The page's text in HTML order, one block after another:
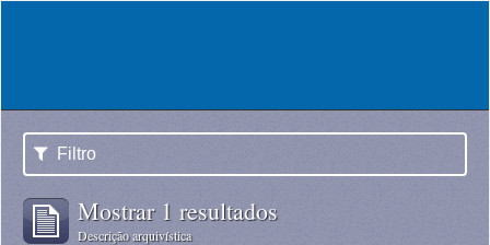
Filtro
Mostrar 1 resultados
Descrição arquivística